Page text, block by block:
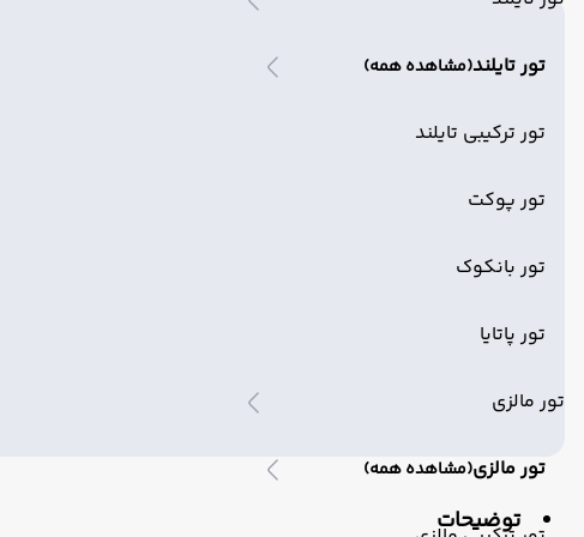
تور تایلند(مشاهده همه)
تور ترکیبی تایلند
تور پوکت
تور بانکوک
تور پاتایا
تور مالزی
تور مالزی(مشاهده همه)
توضیحات